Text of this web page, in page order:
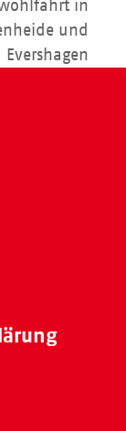
in
und
Evershagen